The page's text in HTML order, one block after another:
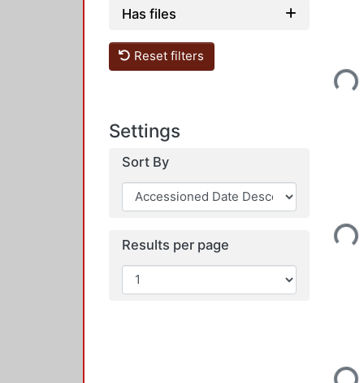
Has files
Reset filters
Settings
Sort By
Results per page
Loading...
Loading...
Loading...